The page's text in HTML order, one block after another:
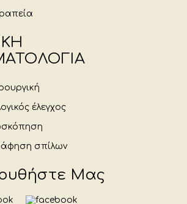
έλεγχος
σπίλων
Μας